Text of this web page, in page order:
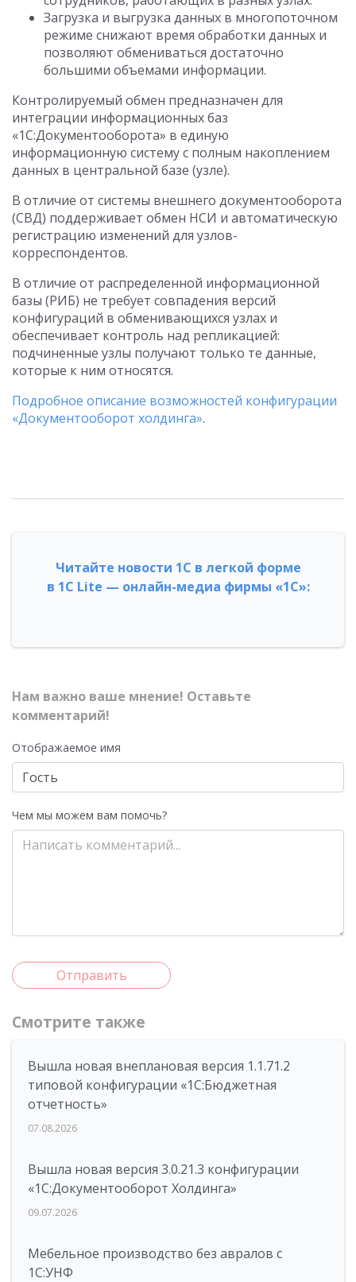
Загрузка и выгрузка данных в многопоточном
режиме снижают время обработки данных и
позволяют обмениваться достаточно
большими объемами информации.
Контролируемый обмен предназначен для
интеграции информационных баз
«1С:Документооборота» в единую
информационную систему с полным накоплением
данных в центральной базе (узле).
В отличие от системы внешнего документооборота
(СВД) поддерживает обмен НСИ и автоматическую
регистрацию изменений для узлов-
корреспондентов.
В отличие от распределенной информационной
базы (РИБ) не требует совпадения версий
конфигураций в обменивающихся узлах и
обеспечивает контроль над репликацией:
подчиненные узлы получают только те данные,
которые к ним относятся.
Подробное описание возможностей конфигурации
«Документооборот холдинга».
Читайте новости 1С в легкой форме
в 1С Lite — онлайн-медиа фирмы «1С»:
Нам важно ваше мнение! Оставьте
комментарий!
Отображаемое имя
Чем мы можем вам помочь?
Отправить
Смотрите также
Вышла новая внеплановая версия 1.1.71.2
типовой конфигурации «1C:Бюджетная
отчетность»
07.08.2026
Вышла новая версия 3.0.21.3 конфигурации
«1С:Документооборот Холдинга»
09.07.2026
Мебельное производство без авралов с
1С:УНФ